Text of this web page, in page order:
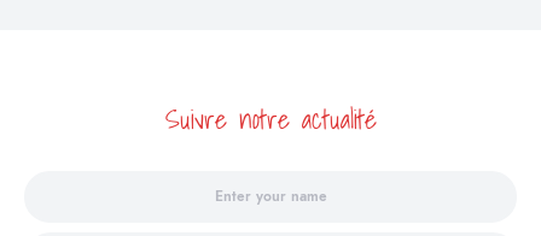
Suivre notre actualité